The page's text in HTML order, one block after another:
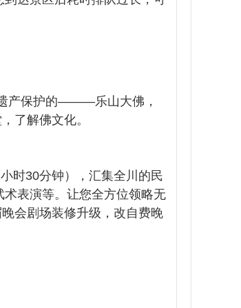
产保护的———乐山大佛，
了解佛文化。
时30分钟），汇集全川的民
表演等。让您全方位领略无
会剧场装修升级，改自费晚